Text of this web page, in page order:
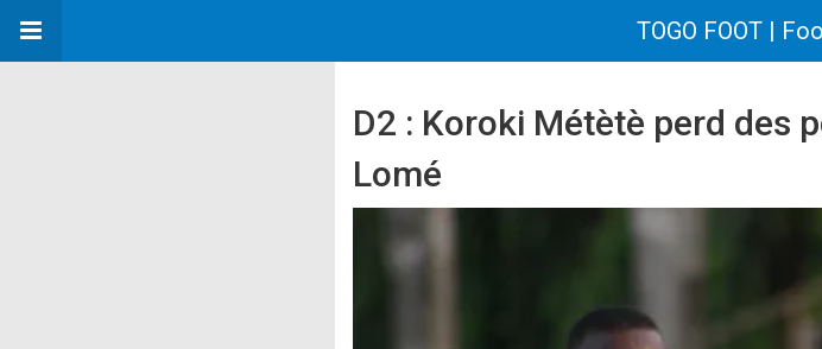
TOGO FOOT |
D2 : Koroki Métètè perd des
Lomé